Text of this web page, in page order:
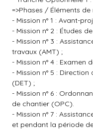
=>Phases / Éléments de
- Mission n° 1 : Avant-
- Mission n° 2 : Études
- Mission n° 3 :
travaux (AMT) ;
- Mission n° 4 : Examen
- Mission n° 5 :
(DET) ;
- Mission n° 6 :
de chantier (OPC).
- Mission n° 7 :
et pendant la période